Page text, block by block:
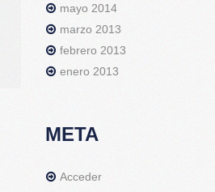
mayo 2014
marzo 2013
febrero 2013
enero 2013
META
Acceder